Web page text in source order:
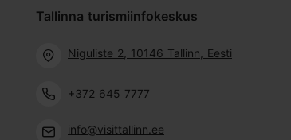
Tallinna turismiinfokeskus
Niguliste 2, 10146 Tallinn, Eesti
+372 645 7777
info@visittallinn.ee